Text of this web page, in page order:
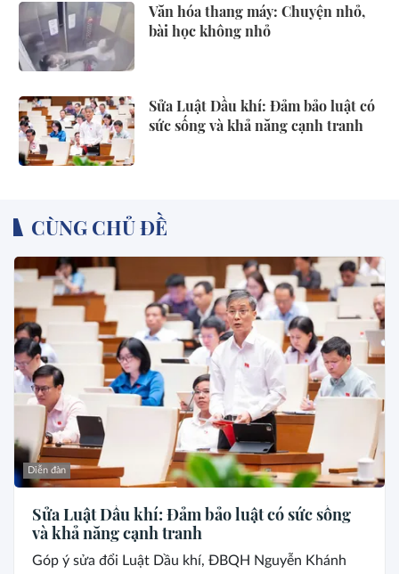
Văn hóa thang máy: Chuyện nhỏ,
bài học không nhỏ
Sửa Luật Dầu khí: Đảm bảo luật có
sức sống và khả năng cạnh tranh
CÙNG CHỦ ĐỀ
Diễn đàn
Sửa Luật Dầu khí: Đảm bảo luật có sức sống
và khả năng cạnh tranh
Góp ý sửa đổi Luật Dầu khí, ĐBQH Nguyễn Khánh